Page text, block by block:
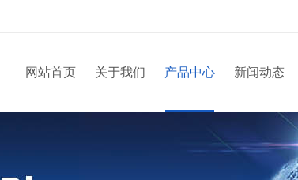
网站首页 关于我们 产品中心 新闻动态